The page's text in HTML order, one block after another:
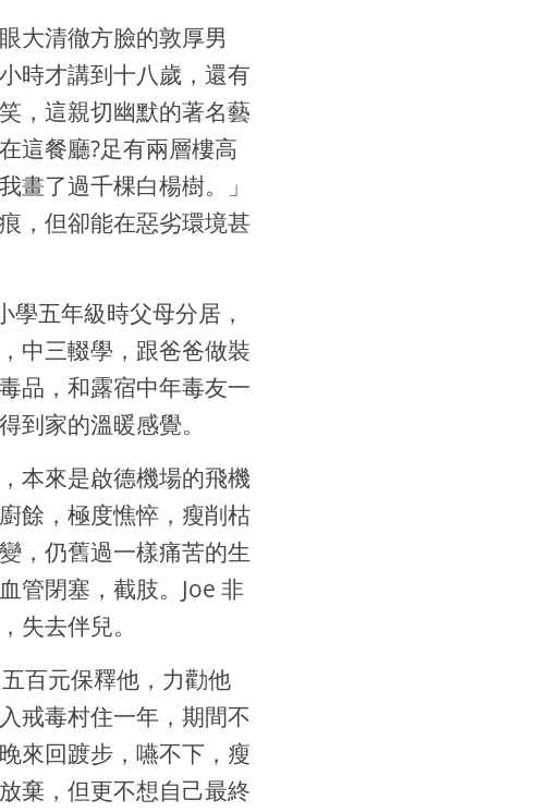
大清徹方臉的敦厚男
時才講到十八歲，還有
，這親切幽默的著名藝
這餐廳?足有兩層樓高
畫了過千棵白楊樹。」
，但卻能在惡劣環境甚
五年級時父母分居，
中三輟學，跟爸爸做裝
品，和露宿中年毒友一
到家的溫暖感覺。
本來是啟德機場的飛機
餘，極度憔悴，瘦削枯
，仍舊過一樣痛苦的生
管閉塞，截肢。Joe 非
失去伴兒。
百元保釋他，力勸他
戒毒村住一年，期間不
來回踱步，嚥不下，瘦
棄，但更不想自己最終